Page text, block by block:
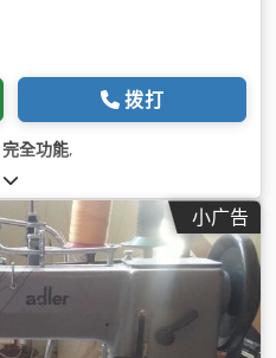
拨打
完全功能,
小广告